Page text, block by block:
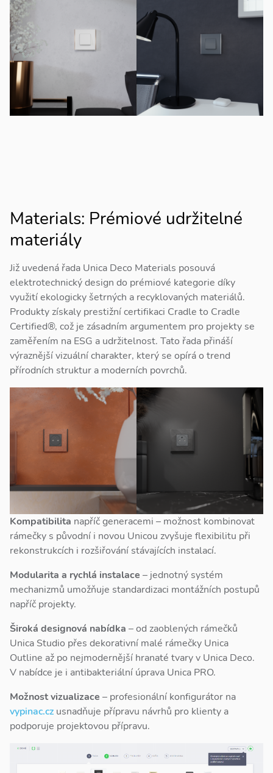
Materials: Prémiové udržitelné
materiály
Již uvedená řada Unica Deco Materials posouvá
elektrotechnický design do prémiové kategorie díky
využití ekologicky šetrných a recyklovaných materiálů.
Produkty získaly prestižní certifikaci Cradle to Cradle
Certified®, což je zásadním argumentem pro projekty se
zaměřením na ESG a udržitelnost. Tato řada přináší
výraznější vizuální charakter, který se opírá o trend
přírodních struktur a moderních povrchů.
Kompatibilita napříč generacemi – možnost kombinovat
rámečky s původní i novou Unicou zvyšuje flexibilitu při
rekonstrukcích i rozšiřování stávajících instalací.
Modularita a rychlá instalace – jednotný systém
mechanizmů umožňuje standardizaci montážních postupů
napříč projekty.
Široká designová nabídka – od zaoblených rámečků
Unica Studio přes dekorativní malé rámečky Unica
Outline až po nejmodernější hranaté tvary v Unica Deco.
V nabídce je i antibakteriální úprava Unica PRO.
Možnost vizualizace – profesionální konfigurátor na
vypinac.cz usnadňuje přípravu návrhů pro klienty a
podporuje projektovou přípravu.